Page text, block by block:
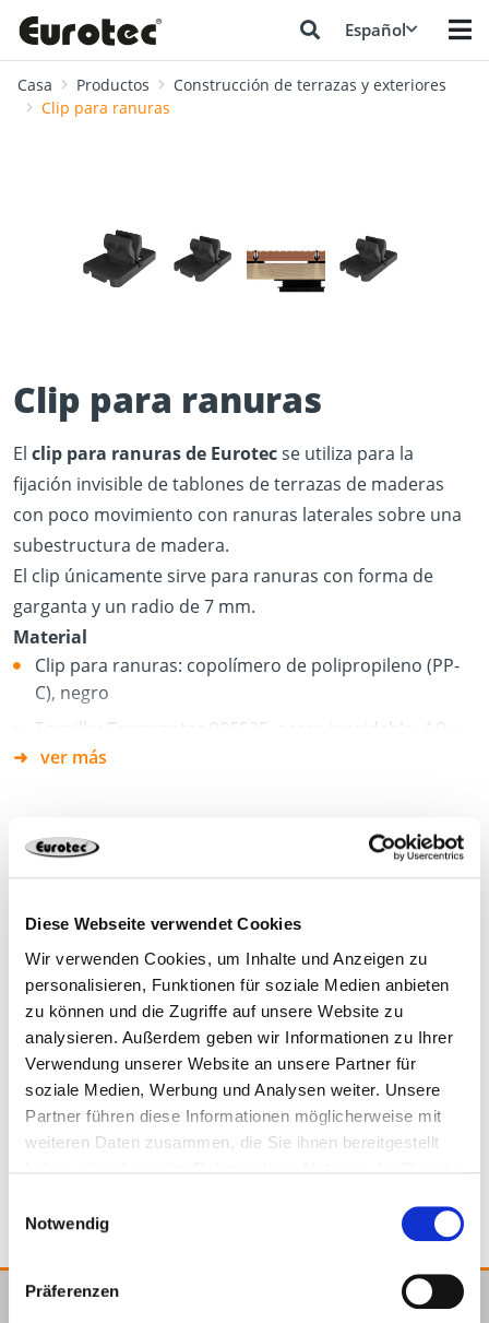
Diese Webseite verwendet Cookies
Wir verwenden Cookies, um Inhalte und Anzeigen zu
personalisieren, Funktionen für soziale Medien anbieten
zu können und die Zugriffe auf unsere Website zu
analysieren. Außerdem geben wir Informationen zu Ihrer
Verwendung unserer Website an unsere Partner für
soziale Medien, Werbung und Analysen weiter. Unsere
Partner führen diese Informationen möglicherweise mit
weiteren Daten zusammen, die Sie ihnen bereitgestellt
Notwendig
Präferenzen
Español
Casa Productos
Construcción de terrazas y exteriores
Clip para ranuras
Clip para ranuras
El clip para ranuras de Eurotecse utiliza para la
fijación invisible de tablones de terrazas de maderas
con poco movimiento con ranuras laterales sobre una
subestructura de madera.
El clip únicamente sirve para ranuras con forma de
garganta y un radio de 7 mm.
Material
Clip para ranuras: copolímero de polipropileno (PP-
C), negro
Tornillo: Terrassotec 905535, acero inoxidable, 4,0 x
40 mm
Montaje fácil y rápido
sustitución
ver más
954046 19.8 mm 45 mm 27 mm
4250207477532 100